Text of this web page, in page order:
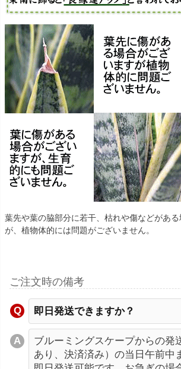
葉先や葉の脇部分に若干、枯れや傷などがあ
が、植物体的には問題がございません。
ご注文時の備考
即日発送できますか？
ブルーミングスケープからの発
あり、決済済み）の当日午前中